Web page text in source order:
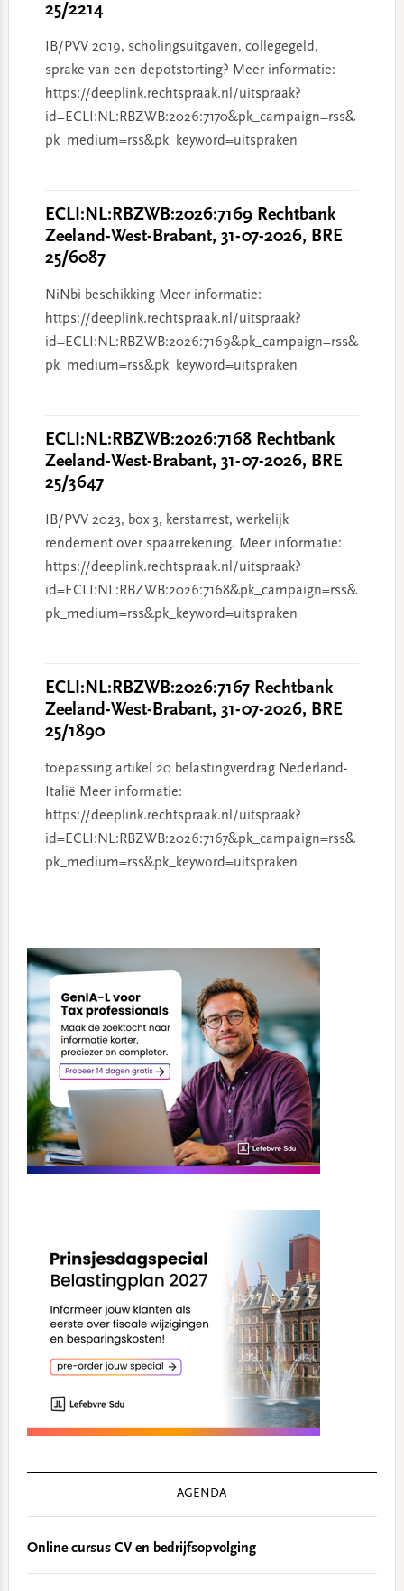
25/2214
IB/PVV 2019, scholingsuitgaven, collegegeld,
sprake van een depotstorting? Meer informatie:
https://deeplink.rechtspraak.nl/uitspraak?
id=ECLI:NL:RBZWB:2026:7170&pk_campaign=rss&
pk_medium=rss&pk_keyword=uitspraken
ECLI:NL:RBZWB:2026:7169 Rechtbank
Zeeland-West-Brabant, 31-07-2026, BRE
25/6087
NiNbi beschikking Meer informatie:
https://deeplink.rechtspraak.nl/uitspraak?
id=ECLI:NL:RBZWB:2026:7169&pk_campaign=rss&
pk_medium=rss&pk_keyword=uitspraken
ECLI:NL:RBZWB:2026:7168 Rechtbank
Zeeland-West-Brabant, 31-07-2026, BRE
25/3647
IB/PVV 2023, box 3, kerstarrest, werkelijk
rendement over spaarrekening. Meer informatie:
https://deeplink.rechtspraak.nl/uitspraak?
id=ECLI:NL:RBZWB:2026:7168&pk_campaign=rss&
pk_medium=rss&pk_keyword=uitspraken
ECLI:NL:RBZWB:2026:7167 Rechtbank
Zeeland-West-Brabant, 31-07-2026, BRE
25/1890
toepassing artikel 20 belastingverdrag Nederland-
Italië Meer informatie:
https://deeplink.rechtspraak.nl/uitspraak?
id=ECLI:NL:RBZWB:2026:7167&pk_campaign=rss&
pk_medium=rss&pk_keyword=uitspraken
Sidebar
AGENDA
Online cursus CV en bedrijfsopvolging